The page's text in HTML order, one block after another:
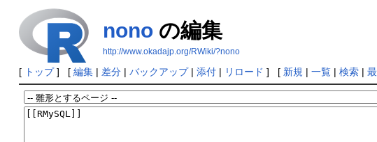
nonoの編集
http://www.okadajp.org/RWiki/?nono
[ トップ] [ 編集| 差分| バックアップ| 添付| リロード ] [ 新規 | 一覧| 検索|